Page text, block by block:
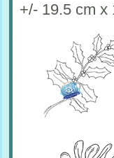
+/- 19.5 cm x